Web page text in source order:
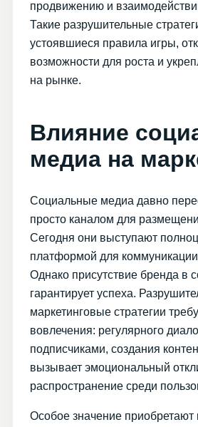
продвижению и
Такие разрушительные
устоявшиеся правила игры,
возможности для роста и
на рынке.
Влияние
медиа на
Социальные медиа давно
просто каналом для
Сегодня они выступают
платформой для коммуникации
Однако присутствие бренда в
гарантирует успеха.
маркетинговые стратегии
вовлечения: регулярного
подписчиками, создания
вызывает эмоциональный
распространение среди
Особое значение приобретают